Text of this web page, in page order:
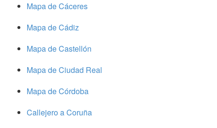
Mapa de Cáceres
Mapa de Cádiz
Mapa de Castellón
Mapa de Ciudad Real
Mapa de Córdoba
Callejero a Coruña